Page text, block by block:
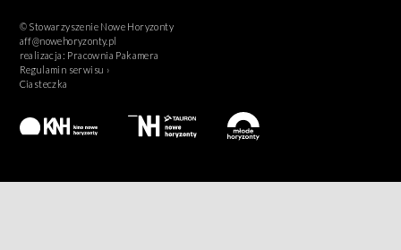
© Stowarzyszenie Nowe Horyzonty
aff@nowehoryzonty.pl
realizacja: Pracownia Pakamera
Regulamin serwisu ›
Ciasteczka